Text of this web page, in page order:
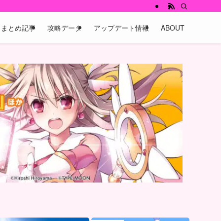
まとめ記事 攻略データ アップデート情報 ABOUT